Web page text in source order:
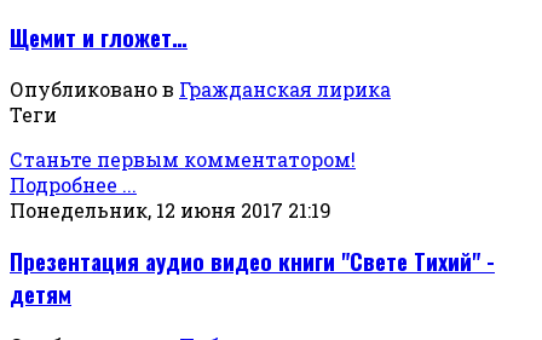
Щемит и гложет…
Опубликовано в Гражданская лирика
Теги
Станьте первым комментатором!
Подробнее ...
Понедельник, 12 июня 2017 21:19
Презентация аудио видео книги "Свете Тихий" -
детям